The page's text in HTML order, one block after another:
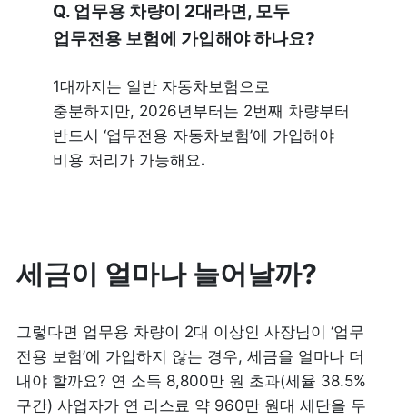
Q. 업무용 차량이 2대라면, 모두
업무전용 보험에 가입해야 하나요?
1대까지는 일반 자동차보험으로
충분하지만, 2026년부터는 2번째 차량부터
반드시 ‘업무전용 자동차보험’에 가입해야
비용 처리가 가능해요.
세금이 얼마나 늘어날까?
그렇다면 업무용 차량이 2대 이상인 사장님이 ‘업무
전용 보험’에 가입하지 않는 경우, 세금을 얼마나 더
내야 할까요? 연 소득 8,800만 원 초과(세율 38.5%
구간) 사업자가 연 리스료 약 960만 원대 세단을 두